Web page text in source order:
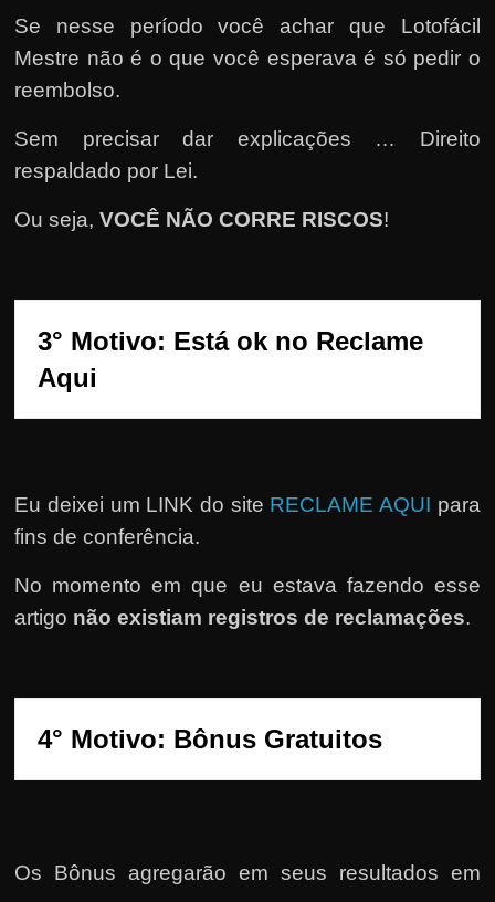
t
?
s
c
m
Se nesse período você achar que Lotofácil
Mestre não é o que você esperava é só pedir o
reembolso.
Sem precisar dar explicações … Direito
respaldado por Lei.
Ou seja,VOCÊ NÃO CORRE RISCOS!
3° Motivo: Está ok no Reclame
Aqui
Eu deixei um LINK do site RECLAME AQUI para
fins de conferência.
No momento em que eu estava fazendo esse
artigo não existiam registros de reclamações.
Os Bônus agregarão em seus resultados em